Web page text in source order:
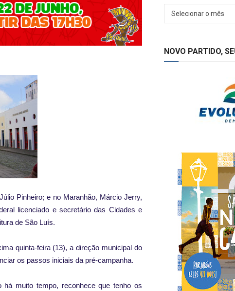
Pinheiro; e no Maranhão, Márcio Jerry,
licenciado e secretário das Cidades e
de São Luís.
quinta-feira (13), a direção municipal do
os passos iniciais da pré-campanha.
muito tempo, reconhece que tenho os
Arquivos
Selecionar o mês
NOVO PARTIDO,